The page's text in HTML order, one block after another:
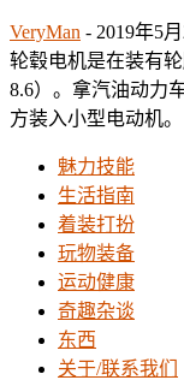
VeryMan - 2019年5月
轮毂电机是在装有
8.6）。拿汽油动力
方装入小型电动机。
魅力技能
生活指南
着装打扮
玩物装备
运动健康
奇趣杂谈
东西
关于/联系我们